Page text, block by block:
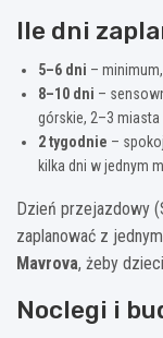
Ile dni
5–6 dni –
8–10 dni –
górskie, 2–3 miasta
2 tygodnie –
kilka dni w jednym
Dzień przejazdowy
zaplanować z
Mavrova, żeby
Noclegi i